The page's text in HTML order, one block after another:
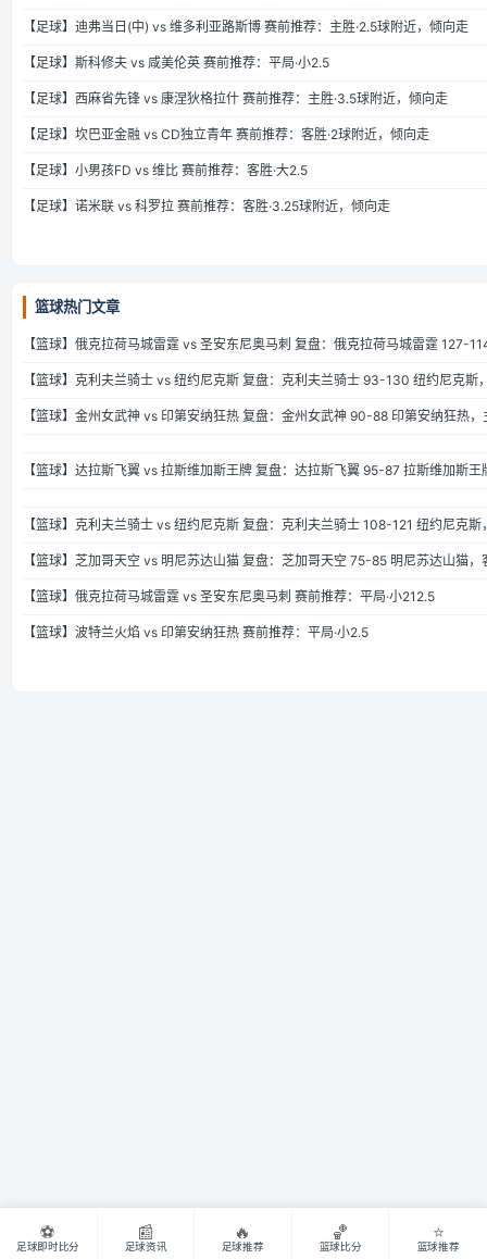
【足球】迪弗当日(中) vs 维多利亚路斯博 赛前推荐：主胜·2.5球附近，倾向走
【足球】斯科修夫 vs 咸美伦英 赛前推荐：平局·小2.5
【足球】西麻省先锋 vs 康涅狄格拉什 赛前推荐：主胜·3.5球附近，倾向走
【足球】坎巴亚金融 vs CD独立青年 赛前推荐：客胜·2球附近，倾向走
【足球】小男孩FD vs 维比 赛前推荐：客胜·大2.5
【足球】诺米联 vs 科罗拉 赛前推荐：客胜·3.25球附近，倾向走
篮球热门文章
【篮球】俄克拉荷马城雷霆 vs 圣安东尼奥马刺 复盘：俄克拉荷马城雷霆 127-
【篮球】克利夫兰骑士 vs 纽约尼克斯 复盘：克利夫兰骑士 93-130 纽约尼克斯
【篮球】金州女武神 vs 印第安纳狂热 复盘：金州女武神 90-88 印第安纳狂热
【篮球】达拉斯飞翼 vs 拉斯维加斯王牌 复盘：达拉斯飞翼 95-87 拉斯维加斯王
【篮球】克利夫兰骑士 vs 纽约尼克斯 复盘：克利夫兰骑士 108-121 纽约尼克斯
【篮球】芝加哥天空 vs 明尼苏达山猫 复盘：芝加哥天空 75-85 明尼苏达山猫
【篮球】俄克拉荷马城雷霆 vs 圣安东尼奥马刺 赛前推荐：平局·小212.5
【篮球】波特兰火焰 vs 印第安纳狂热 赛前推荐：平局·小2.5
⚽
足球即时比分
📰
足球资讯
🔥
足球推荐
🏀
篮球比分
⭐
篮球推荐
足球比分